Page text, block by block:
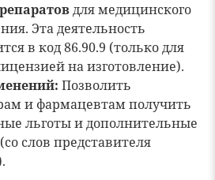
для медицинского
Эта деятельность
в код 86.90.9 (только для
на изготовление).
Позволить
и фармацевтам получить
льготы и дополнительные
слов представителя